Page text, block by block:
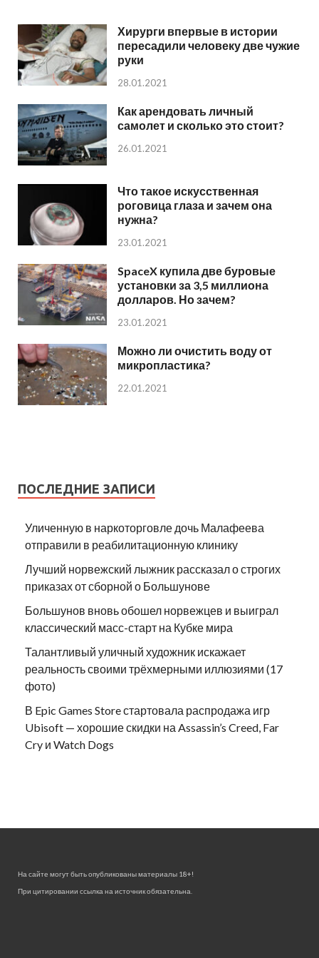
Хирурги впервые в истории
пересадили человеку две чужие
руки
28.01.2021
Как арендовать личный
самолет и сколько это стоит?
26.01.2021
Что такое искусственная
роговица глаза и зачем она
нужна?
23.01.2021
SpaceX купила две буровые
установки за 3,5 миллиона
долларов. Но зачем?
23.01.2021
Можно ли очистить воду от
микропластика?
22.01.2021
ПОСЛЕДНИЕ ЗАПИСИ
Уличенную в наркоторговле дочь Малафеева
отправили в реабилитационную клинику
Лучший норвежский лыжник рассказал о строгих
приказах от сборной о Большунове
Большунов вновь обошел норвежцев и выиграл
классический масс-старт на Кубке мира
Талантливый уличный художник искажает
реальность своими трёхмерными иллюзиями (17
фото)
В Epic Games Store стартовала распродажа игр
Ubisoft — хорошие скидки на Assassin’s Creed, Far
Cry и Watch Dogs
На сайте могут быть опубликованы материалы 18+!
При цитировании ссылка на источник обязательна.